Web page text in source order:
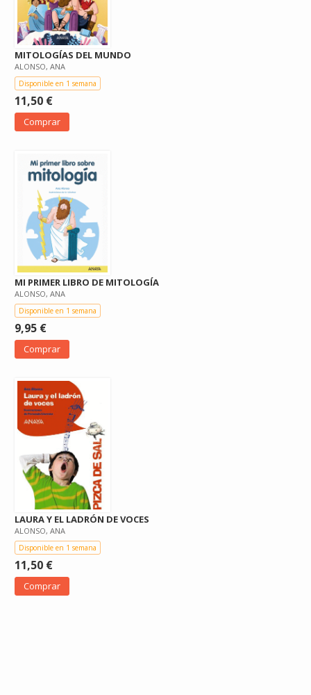
MITOLOGÍAS DEL MUNDO
ALONSO, ANA
Disponible en 1 semana
11,50 €
Comprar
MI PRIMER LIBRO DE MITOLOGÍA
ALONSO, ANA
Disponible en 1 semana
9,95 €
Comprar
LAURA Y EL LADRÓN DE VOCES
ALONSO, ANA
Disponible en 1 semana
11,50 €
Comprar